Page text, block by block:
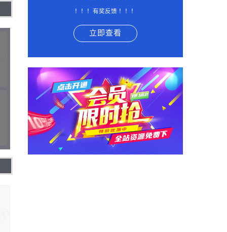
！！！有奖反馈 ！！！
立即查看